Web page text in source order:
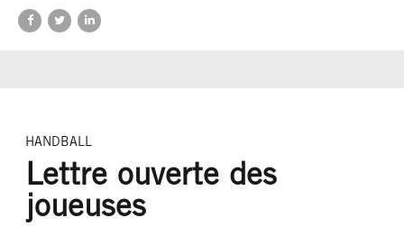
HANDBALL
Lettre ouverte des
joueuses